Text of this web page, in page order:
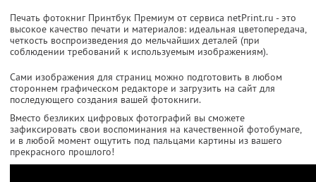
Печать фотокниг Принтбук Премиум от сервиса netPrint.ru - это
высокое качество печати и материалов: идеальная цветопередача,
четкость воспроизведения до мельчайших деталей (при
соблюдении требований к используемым изображениям).
Сами изображения для страниц можно подготовить в любом
стороннем графическом редакторе и загрузить на сайт для
последующего создания вашей фотокниги.
Вместо безликих цифровых фотографий вы сможете
зафиксировать свои воспоминания на качественной фотобумаге,
и в любой момент ощутить под пальцами картины из вашего
прекрасного прошлого!